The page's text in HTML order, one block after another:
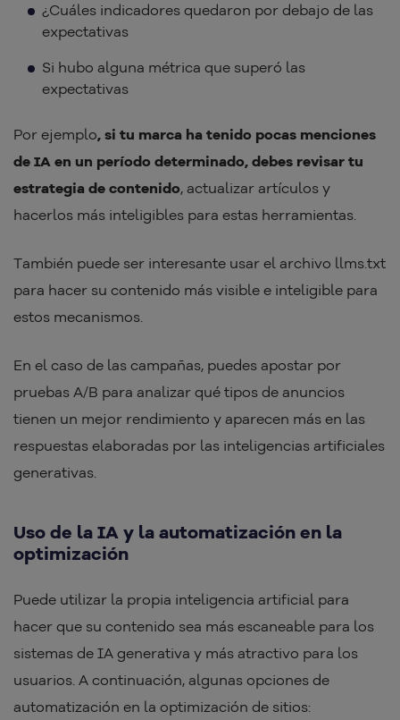
¿Cuáles indicadores quedaron por debajo de las
expectativas
Si hubo alguna métrica que superó las
expectativas
Por ejemplo, si tu marca ha tenido pocas menciones
de IA en un período determinado, debes revisar tu
estrategia de contenido, actualizar artículos y
hacerlos más inteligibles para estas herramientas.
También puede ser interesante usar el archivo llms.txt
para hacer su contenido más visible e inteligible para
estos mecanismos.
En el caso de las campañas, puedes apostar por
pruebas A/B para analizar qué tipos de anuncios
tienen un mejor rendimiento y aparecen más en las
respuestas elaboradas por las inteligencias artificiales
generativas.
Uso de la IA y la automatización en la
optimización
Puede utilizar la propia inteligencia artificial para
hacer que su contenido sea más escaneable para los
sistemas de IA generativa y más atractivo para los
usuarios. A continuación, algunas opciones de
automatización en la optimización de sitios: